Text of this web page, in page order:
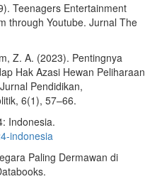
Teenagers Entertainment
through Youtube. Jurnal The
Z. A. (2023). Pentingnya
Hak Azasi Hewan Peliharaan
Pendidikan,
6(1), 57–66.
Indonesia.
indonesia
Paling Dermawan di